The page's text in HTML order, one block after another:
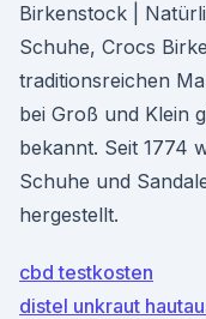
Birkenstock |
Schuhe, Crocs
traditionsreichen
bei Groß und Klein
bekannt. Seit 1774
Schuhe und
hergestellt.
cbd testkosten
distel unkraut